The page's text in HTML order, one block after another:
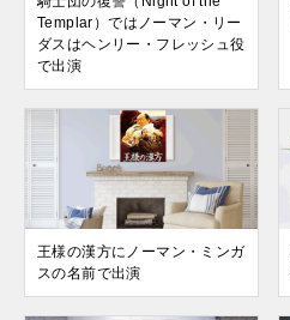
Templar）ではノーマン・リー
ダスはヘンリー・フレッシュ役
で出演
王様の漢方にノーマン・ミンガ
スの名前で出演